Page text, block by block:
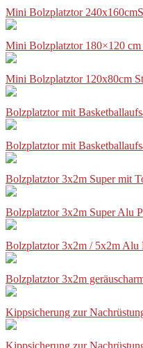
Mini Bolzplatztor
Mini Bolzplatztor 180×120 cm
Mini Bolzplatztor 120x80cm
Bolzplatztor mit
Bolzplatztor mit
Bolzplatztor 3x2m Super mit
Bolzplatztor 3x2m Super Alu
Bolzplatztor 3x2m / 5x2m Alu
Bolzplatztor 3x2m
Kippsicherung zur
Kippsicherung zur